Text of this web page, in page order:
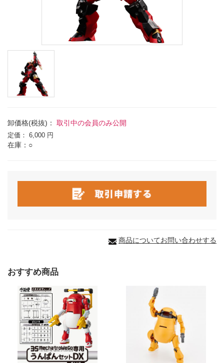
卸価格(税抜)： 取引中の会員のみ公開
定価： 6,000 円
在庫：○
商品についてお問い合わせする
おすすめ商品